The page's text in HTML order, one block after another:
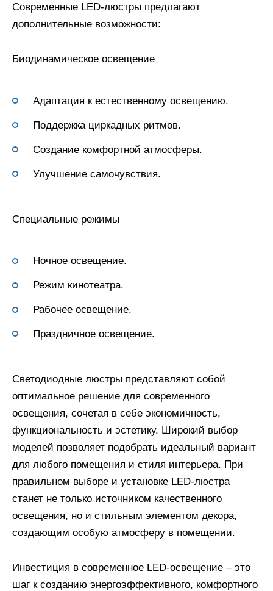
Современные LED-люстры предлагают
дополнительные возможности:
Биодинамическое освещение
Адаптация к естественному освещению.
Поддержка циркадных ритмов.
Создание комфортной атмосферы.
Улучшение самочувствия.
Специальные режимы
Ночное освещение.
Режим кинотеатра.
Рабочее освещение.
Праздничное освещение.
Светодиодные люстры представляют собой
оптимальное решение для современного
освещения, сочетая в себе экономичность,
функциональность и эстетику. Широкий выбор
моделей позволяет подобрать идеальный вариант
для любого помещения и стиля интерьера. При
правильном выборе и установке LED-люстра
станет не только источником качественного
освещения, но и стильным элементом декора,
создающим особую атмосферу в помещении.
Инвестиция в современное LED-освещение – это
шаг к созданию энергоэффективного, комфортного